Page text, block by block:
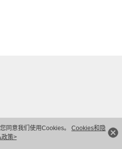
同意我们使用Cookies。 Cookies和隐
政策>